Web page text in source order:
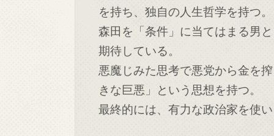
を持ち、独自の人生哲学を持つ。
森田を「条件」に当てはまる男
期待している。
悪魔じみた思考で悪党から金を
きな巨悪」という思想を持つ。
最終的には、有力な政治家を使